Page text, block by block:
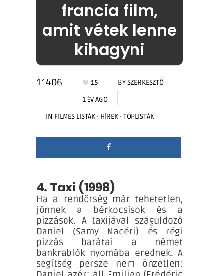
francia film,
amit vétek lenne
kihagyni
11406 15 BYSZERKESZTŐ
1 ÉV AGO
IN FILMES LISTÁK · HÍREK · TOPLISTÁK
4. Taxi (1998)
Ha a rendőrség már tehetetlen,
jönnek a bérkocsisok és a
pizzások. A taxijával száguldozó
Daniel (Samy Nacéri) és régi
pizzás barátai a német
bankrablók nyomába erednek. A
segítség persze nem önzetlen: